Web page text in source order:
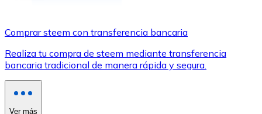
Utiliza tarjetas Visa y Mastercard para comprar
Comprar con tarjeta
Comprar steem con transferencia bancaria
Realiza tu compra de steem mediante transferencia
bancaria tradicional de manera rápida y segura.
Ver más